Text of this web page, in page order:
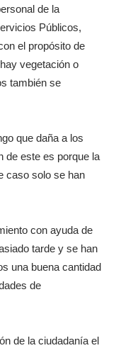
de la
Públicos,
el propósito de
vegetación o
también se
que daña a los
de este es porque la
caso solo se han
con ayuda de
tarde y se han
una buena cantidad
de
de la ciudadanía el